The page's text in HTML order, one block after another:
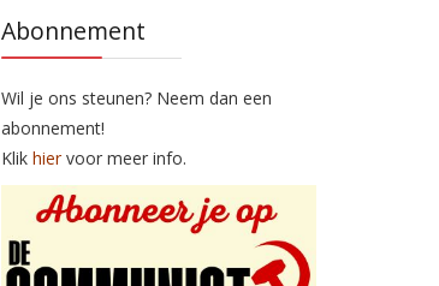
Abonnement
Wil je ons steunen? Neem dan een
abonnement!
Klik hiervoor meer info.